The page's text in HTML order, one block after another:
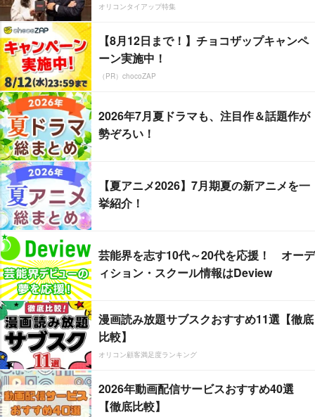
オリコンタイアップ特集
【8月12日まで！】チョコザップキャンペ
ーン実施中！
（PR）chocoZAP
2026年7月夏ドラマも、注目作＆話題作が
勢ぞろい！
【夏アニメ2026】7月期夏の新アニメを一
挙紹介！
芸能界を志す10代～20代を応援！ オーデ
ィション・スクール情報はDeview
漫画読み放題サブスクおすすめ11選【徹底
比較】
オリコン顧客満足度ランキング
2026年動画配信サービスおすすめ40選
【徹底比較】